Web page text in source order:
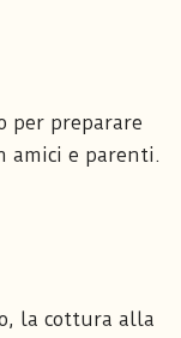
per preparare
amici e parenti.
la cottura alla